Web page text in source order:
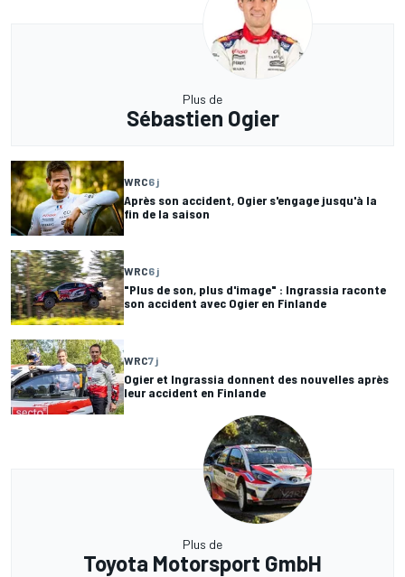
Plus de
Sébastien Ogier
WRC6 j
Après son accident, Ogier s'engage jusqu'à la
fin de la saison
WRC6 j
"Plus de son, plus d'image" : Ingrassia raconte
son accident avec Ogier en Finlande
WRC7 j
Ogier et Ingrassia donnent des nouvelles après
leur accident en Finlande
Plus de
Toyota Motorsport GmbH